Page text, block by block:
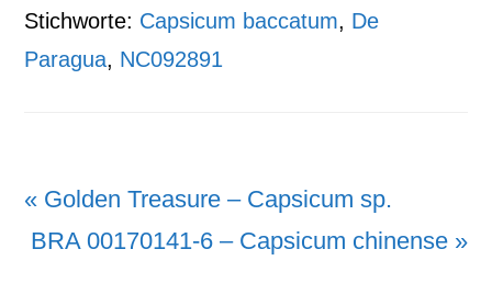
Stichworte: Capsicum baccatum, De
Paragua, NC092891
Vorheriger
Beitrag:
« Golden Treasure – Capsicum sp.
Nächster
BRA 00170141-6 – Capsicum chinense »